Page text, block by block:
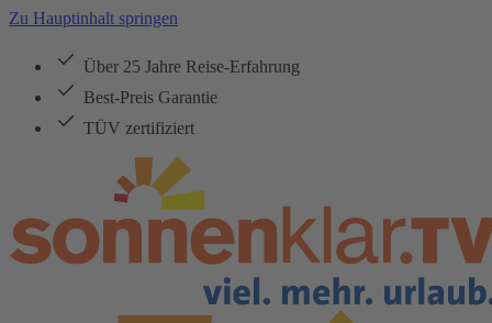
Zu Hauptinhalt springen
Über 25 Jahre Reise-Erfahrung
Best-Preis Garantie
TÜV zertifiziert